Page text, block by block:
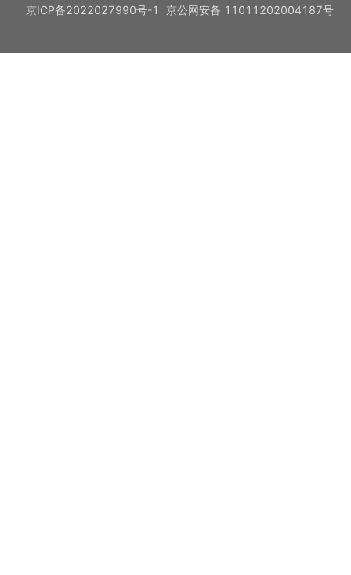
京ICP备2022027990号-1 京公网安备 11011202004187号